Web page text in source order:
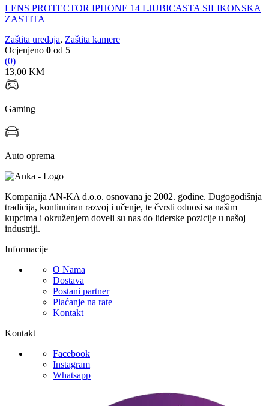
LENS PROTECTOR IPHONE 14 LJUBICASTA SILIKONSKA
ZASTITA
Zaštita uređaja, Zaštita kamere
Ocjenjeno 0 od 5
(0)
13,00 KM
Gaming
Auto oprema
Kompanija AN-KA d.o.o. osnovana je 2002. godine. Dugogodišnja
tradicija, kontinuiran razvoj i učenje, te čvrsti odnosi sa našim
kupcima i okruženjem doveli su nas do liderske pozicije u našoj
industriji.
Informacije
O Nama
Dostava
Postani partner
Plaćanje na rate
Kontakt
Kontakt
Facebook
Instagram
Whatsapp